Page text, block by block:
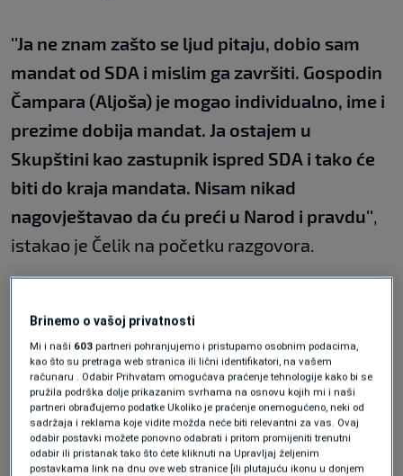
''Ja ne znam zašto se ljud pitaju, dobio sam
mandat od SDA i mislim ga završiti. Gospodin
Čampara (Aljoša) je mogao individualno, ime i
prezime dobija mandat. Ja ostajem u
Skupštini kao zastupnik ispred SDA i tako će
biti do kraja mandata. Nisam nikad
nagovještavao da ću preći u Narod i pravdu'',
istakao je Čelik na početku razgovora.
Brinemo o vašoj privatnosti
Mi i naši 603 partneri pohranjujemo i pristupamo osobnim podacima,
kao što su pretraga web stranica ili lični identifikatori, na vašem
računaru . Odabir Prihvatam omogućava praćenje tehnologije kako bi se
pružila podrška dolje prikazanim svrhama na osnovu kojih mi i naši
partneri obrađujemo podatke Ukoliko je praćenje onemogućeno, neki od
sadržaja i reklama koje vidite možda neće biti relevantni za vas. Ovaj
odabir postavki možete ponovno odabrati i pritom promijeniti trenutni
odabir ili pristanak tako što ćete kliknuti na Upravljaj željenim
postavkama link na dnu ove web stranice [ili plutajuću ikonu u donjem